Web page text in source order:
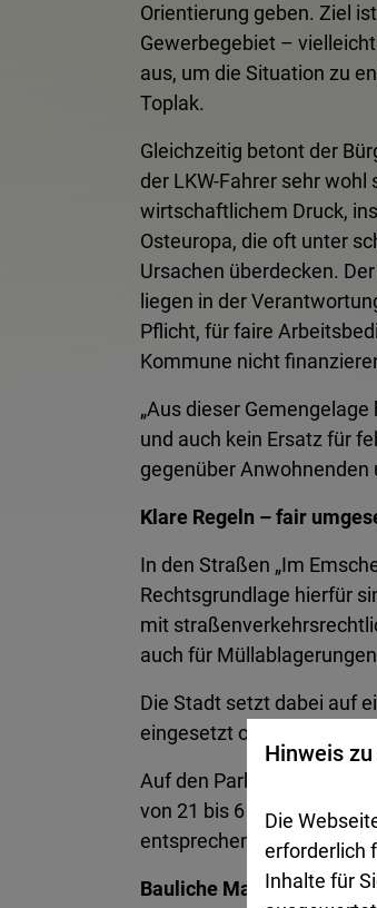
Orientierung geben. Ziel
Gewerbegebiet –
aus, um die Situation zu
Toplak.
Gleichzeitig betont der
der LKW-Fahrer sehr
wirtschaftlichem Druck,
Osteuropa, die oft unter
Ursachen überdecken.
liegen in der
Pflicht, für faire
Kommune nicht
„Aus dieser
und auch kein Ersatz für
gegenüber Anwohnenden
Klare Regeln – fair
In den Straßen „Im
Rechtsgrundlage hierfür
mit
auch für
Die Stadt setzt dabei auf
eingesetzt oder
Auf den Parkflächen an
von 21 bis 6 Uhr gilt dort
entsprechender
Bauliche Maßnahmen zur
Hinweis
Die
erforderlich
Inhalte für